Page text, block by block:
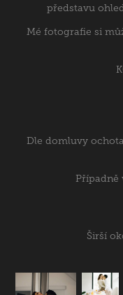
představu
Mé fotografie si
Dle domluvy
Případně
Širší